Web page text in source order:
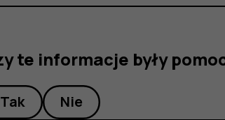
te informacje były
Tak Nie